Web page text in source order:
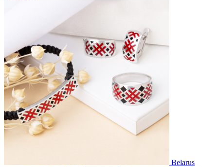
Belarus